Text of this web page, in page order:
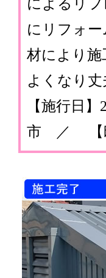
によるリ
にリフォ
材により施
よくなり
【施行日
市 ／ 【